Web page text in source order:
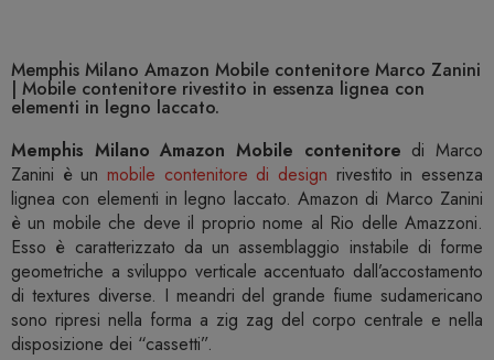
Memphis Milano Amazon Mobile contenitore Marco Zanini
| Mobile contenitore rivestito in essenza lignea con
elementi in legno laccato.
Memphis Milano Amazon Mobile contenitore di Marco
Zanini è un mobile contenitore di design rivestito in essenza
lignea con elementi in legno laccato. Amazon di Marco Zanini
è un mobile che deve il proprio nome al Rio delle Amazzoni.
Esso è caratterizzato da un assemblaggio instabile di forme
geometriche a sviluppo verticale accentuato dall’accostamento
di textures diverse. I meandri del grande fiume sudamericano
sono ripresi nella forma a zig zag del corpo centrale e nella
disposizione dei “cassetti”.